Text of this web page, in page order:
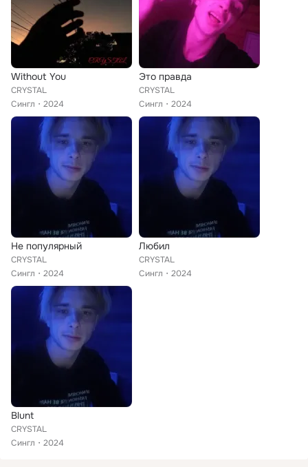
Without You
CRYSTAL
Сингл
2024
Это правда
CRYSTAL
Сингл
2024
Не популярный
CRYSTAL
Сингл
2024
Любил
CRYSTAL
Сингл
2024
Blunt
CRYSTAL
Сингл
2024